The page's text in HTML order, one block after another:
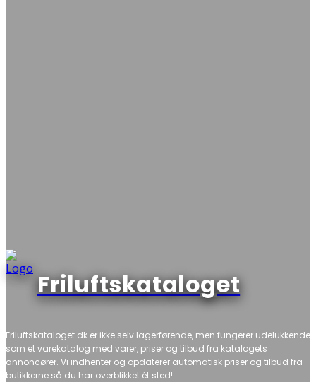
Friluftskataloget
Friluftskataloget.dk er ikke selv lagerførende, men fungerer udelukkende
som et varekatalog med varer, priser og tilbud fra katalogets
annoncører. Vi indhenter og opdaterer automatisk priser og tilbud fra
butikkerne så du har overblikket ét sted!